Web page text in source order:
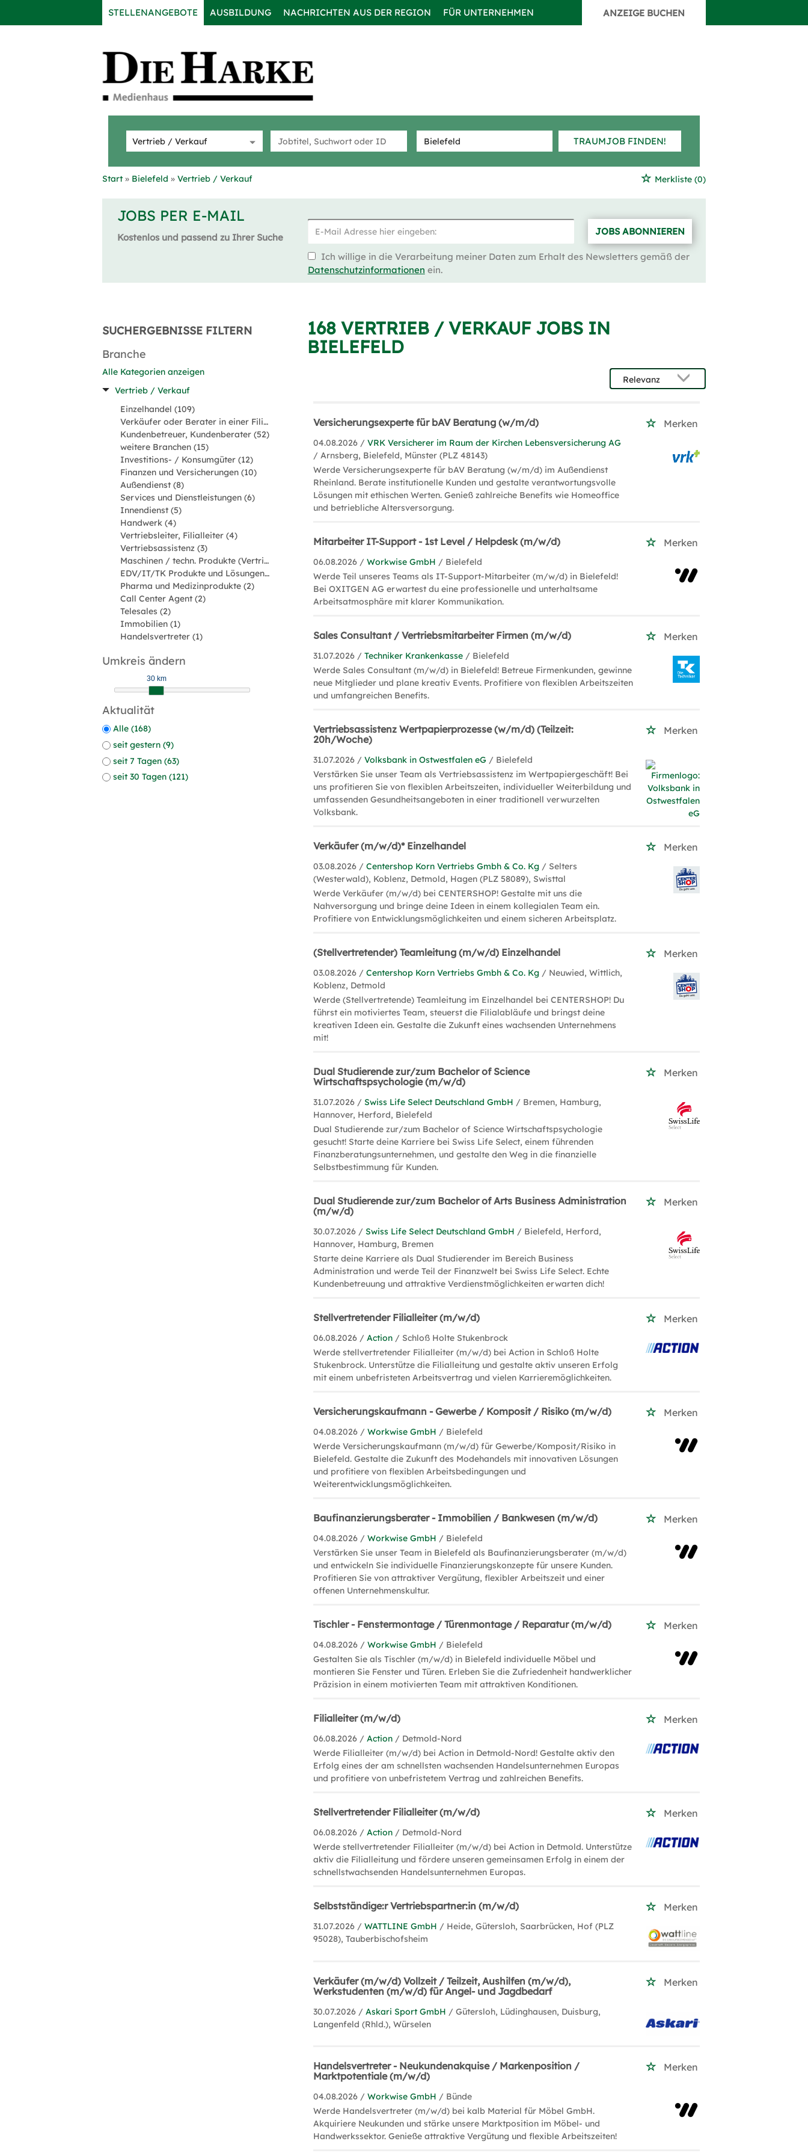
STELLENANGEBOTE AUSBILDUNG NACHRICHTEN AUS DER REGION FÜR UNTERNEHMEN ANZEIGE BUCHEN
TRAUMJOB FINDEN!
Start Bielefeld Vertrieb / Verkauf Merkliste (0)
JOBS PER E-MAIL
Kostenlos und passend zu Ihrer Suche
JOBS ABONNIEREN
Ich willige in die Verarbeitung meiner Daten zum Erhalt des Newsletters gemäß der
Datenschutzinformationen ein.
SUCHERGEBNISSE FILTERN
Branche
Alle Kategorien anzeigen
Vertrieb / Verkauf
Einzelhandel (109)
Verkäufer oder Berater in einer Filiale (108)
Kundenbetreuer, Kundenberater (52)
weitere Branchen (15)
Investitions- / Konsumgüter (12)
Finanzen und Versicherungen (10)
Außendienst (8)
Services und Dienstleistungen (6)
Innendienst (5)
Handwerk (4)
Vertriebsleiter, Filialleiter (4)
Vertriebsassistenz (3)
Maschinen / techn. Produkte (Vertriebsingenieur) (2)
EDV/IT/TK Produkte und Lösungen (2)
Pharma und Medizinprodukte (2)
Call Center Agent (2)
Telesales (2)
Immobilien (1)
Handelsvertreter (1)
Umkreis ändern
30 km
Aktualität
Alle (168)
seit gestern (9)
seit 7 Tagen (63)
seit 30 Tagen (121)
168 VERTRIEB / VERKAUF JOBS IN
BIELEFELD
Versicherungsexperte für bAV Beratung (w/m/d) Merken
04.08.2026 /VRK Versicherer im Raum der Kirchen Lebensversicherung AG
/ Arnsberg, Bielefeld, Münster (PLZ 48143)
Werde Versicherungsexperte für bAV Beratung (w/m/d) im Außendienst
Rheinland. Berate institutionelle Kunden und gestalte verantwortungsvolle
Lösungen mit ethischen Werten. Genieß zahlreiche Benefits wie Homeoffice
und betriebliche Altersversorgung.
Mitarbeiter IT-Support - 1st Level / Helpdesk (m/w/d) Merken
06.08.2026 /Workwise GmbH / Bielefeld
Werde Teil unseres Teams als IT-Support-Mitarbeiter (m/w/d) in Bielefeld!
Bei OXITGEN AG erwartest du eine professionelle und unterhaltsame
Arbeitsatmosphäre mit klarer Kommunikation.
Sales Consultant / Vertriebsmitarbeiter Firmen (m/w/d) Merken
31.07.2026 /Techniker Krankenkasse / Bielefeld
Werde Sales Consultant (m/w/d) in Bielefeld! Betreue Firmenkunden, gewinne
neue Mitglieder und plane kreativ Events. Profitiere von flexiblen Arbeitszeiten
und umfangreichen Benefits.
Vertriebsassistenz Wertpapierprozesse (w/m/d) (Teilzeit:
20h/Woche)
Merken
31.07.2026 /Volksbank in Ostwestfalen eG / Bielefeld
Verstärken Sie unser Team als Vertriebsassistenz im Wertpapiergeschäft! Bei
uns profitieren Sie von flexiblen Arbeitszeiten, individueller Weiterbildung und
umfassenden Gesundheitsangeboten in einer traditionell verwurzelten
Volksbank.
Verkäufer (m/w/d)* Einzelhandel Merken
03.08.2026 /Centershop Korn Vertriebs Gmbh & Co. Kg / Selters
(Westerwald), Koblenz, Detmold, Hagen (PLZ 58089), Swisttal
Werde Verkäufer (m/w/d) bei CENTERSHOP! Gestalte mit uns die
Nahversorgung und bringe deine Ideen in einem kollegialen Team ein.
Profitiere von Entwicklungsmöglichkeiten und einem sicheren Arbeitsplatz.
(Stellvertretender) Teamleitung (m/w/d) Einzelhandel Merken
03.08.2026 /Centershop Korn Vertriebs Gmbh & Co. Kg / Neuwied, Wittlich,
Koblenz, Detmold
Werde (Stellvertretende) Teamleitung im Einzelhandel bei CENTERSHOP! Du
führst ein motiviertes Team, steuerst die Filialabläufe und bringst deine
kreativen Ideen ein. Gestalte die Zukunft eines wachsenden Unternehmens
mit!
Dual Studierende zur/zum Bachelor of Science
Wirtschaftspsychologie (m/w/d)
Merken
31.07.2026 /Swiss Life Select Deutschland GmbH / Bremen, Hamburg,
Hannover, Herford, Bielefeld
Dual Studierende zur/zum Bachelor of Science Wirtschaftspsychologie
gesucht! Starte deine Karriere bei Swiss Life Select, einem führenden
Finanzberatungsunternehmen, und gestalte den Weg in die finanzielle
Selbstbestimmung für Kunden.
Dual Studierende zur/zum Bachelor of Arts Business Administration
(m/w/d)
Merken
30.07.2026 /Swiss Life Select Deutschland GmbH / Bielefeld, Herford,
Hannover, Hamburg, Bremen
Starte deine Karriere als Dual Studierender im Bereich Business
Administration und werde Teil der Finanzwelt bei Swiss Life Select. Echte
Kundenbetreuung und attraktive Verdienstmöglichkeiten erwarten dich!
Stellvertretender Filialleiter (m/w/d) Merken
06.08.2026 /Action / Schloß Holte Stukenbrock
Werde stellvertretender Filialleiter (m/w/d) bei Action in Schloß Holte
Stukenbrock. Unterstütze die Filialleitung und gestalte aktiv unseren Erfolg
mit einem unbefristeten Arbeitsvertrag und vielen Karrieremöglichkeiten.
Versicherungskaufmann - Gewerbe / Komposit / Risiko (m/w/d) Merken
04.08.2026 /Workwise GmbH / Bielefeld
Werde Versicherungskaufmann (m/w/d) für Gewerbe/Komposit/Risiko in
Bielefeld. Gestalte die Zukunft des Modehandels mit innovativen Lösungen
und profitiere von flexiblen Arbeitsbedingungen und
Weiterentwicklungsmöglichkeiten.
Baufinanzierungsberater - Immobilien / Bankwesen (m/w/d) Merken
04.08.2026 /Workwise GmbH / Bielefeld
Verstärken Sie unser Team in Bielefeld als Baufinanzierungsberater (m/w/d)
und entwickeln Sie individuelle Finanzierungskonzepte für unsere Kunden.
Profitieren Sie von attraktiver Vergütung, flexibler Arbeitszeit und einer
offenen Unternehmenskultur.
Tischler - Fenstermontage / Türenmontage / Reparatur (m/w/d) Merken
04.08.2026 /Workwise GmbH / Bielefeld
Gestalten Sie als Tischler (m/w/d) in Bielefeld individuelle Möbel und
montieren Sie Fenster und Türen. Erleben Sie die Zufriedenheit handwerklicher
Präzision in einem motivierten Team mit attraktiven Konditionen.
Filialleiter (m/w/d) Merken
06.08.2026 /Action / Detmold-Nord
Werde Filialleiter (m/w/d) bei Action in Detmold-Nord! Gestalte aktiv den
Erfolg eines der am schnellsten wachsenden Handelsunternehmen Europas
und profitiere von unbefristetem Vertrag und zahlreichen Benefits.
Stellvertretender Filialleiter (m/w/d) Merken
06.08.2026 /Action / Detmold-Nord
Werde stellvertretender Filialleiter (m/w/d) bei Action in Detmold. Unterstütze
aktiv die Filialleitung und fördere unseren gemeinsamen Erfolg in einem der
schnellstwachsenden Handelsunternehmen Europas.
Selbstständige:r Vertriebspartner:in (m/w/d) Merken
31.07.2026 /WATTLINE GmbH / Heide, Gütersloh, Saarbrücken, Hof (PLZ
95028), Tauberbischofsheim
Verkäufer (m/w/d) Vollzeit / Teilzeit, Aushilfen (m/w/d),
Werkstudenten (m/w/d) für Angel- und Jagdbedarf
Merken
30.07.2026 / Askari Sport GmbH / Gütersloh, Lüdinghausen, Duisburg,
Langenfeld (Rhld.), Würselen
Handelsvertreter - Neukundenakquise / Markenposition /
Marktpotentiale (m/w/d)
Merken
04.08.2026 /Workwise GmbH / Bünde
Werde Handelsvertreter (m/w/d) bei kalb Material für Möbel GmbH.
Akquiriere Neukunden und stärke unsere Marktposition im Möbel- und
Handwerkssektor. Genieße attraktive Vergütung und flexible Arbeitszeiten!